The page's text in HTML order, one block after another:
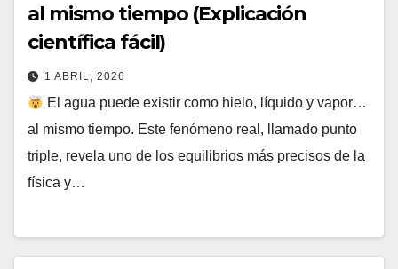
al mismo tiempo (Explicación
científica fácil)
1 ABRIL, 2026
El agua puede existir como hielo, líquido y vapor…
al mismo tiempo. Este fenómeno real, llamado punto
triple, revela uno de los equilibrios más precisos de la
física y…